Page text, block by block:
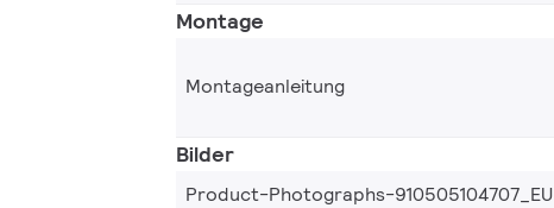
Montage
Montageanleitung
Bilder
Product-Photographs-910505104707_EU